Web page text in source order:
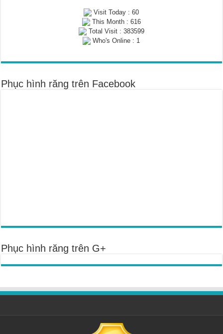
Visit Today : 60
This Month : 616
Total Visit : 383599
Who's Online : 1
Phục hình răng trên Facebook
Phục hình răng trên G+